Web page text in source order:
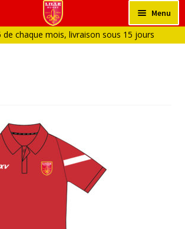
Menu
HOMME
chaque mois, livraison sous 15 jours ouvrés
et en Aout)